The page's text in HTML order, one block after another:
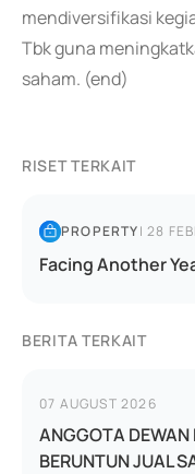
mendiversifikasi
Tbk guna
saham. (end)
RISET TERKAIT
PROPERTY|28
Facing Another
BERITA TERKAIT
07 AUGUST 2026
ANGGOTA DEWAN
BERUNTUN JUAL